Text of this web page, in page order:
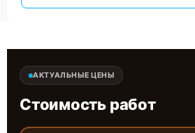
АКТУАЛЬНЫЕ ЦЕНЫ
Стоимость работ